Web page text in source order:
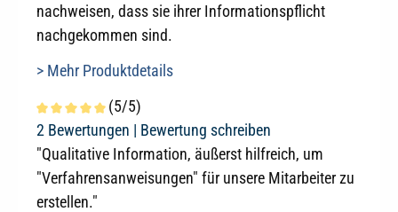
nachweisen, dass sie ihrer Informationspflicht
nachgekommen sind.
> Mehr Produktdetails
Durchschnittliche Bewertung von 5 von 5 Sternen
(5/5)
2 Bewertungen | Bewertung schreiben
"Qualitative Information, äußerst hilfreich, um
"Verfahrensanweisungen" für unsere Mitarbeiter zu
erstellen."